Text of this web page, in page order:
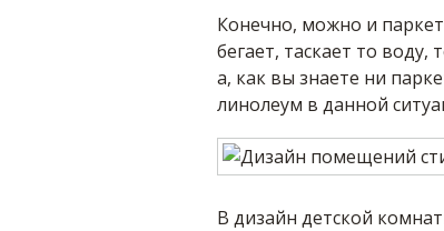
Конечно, можно и
бегает, таскает то воду,
а, как вы знаете ни
линолеум в данной
В дизайн детской